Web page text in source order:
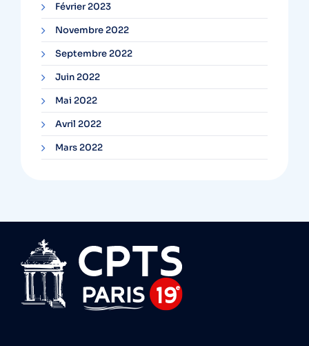
Février 2023
Novembre 2022
Septembre 2022
Juin 2022
Mai 2022
Avril 2022
Mars 2022